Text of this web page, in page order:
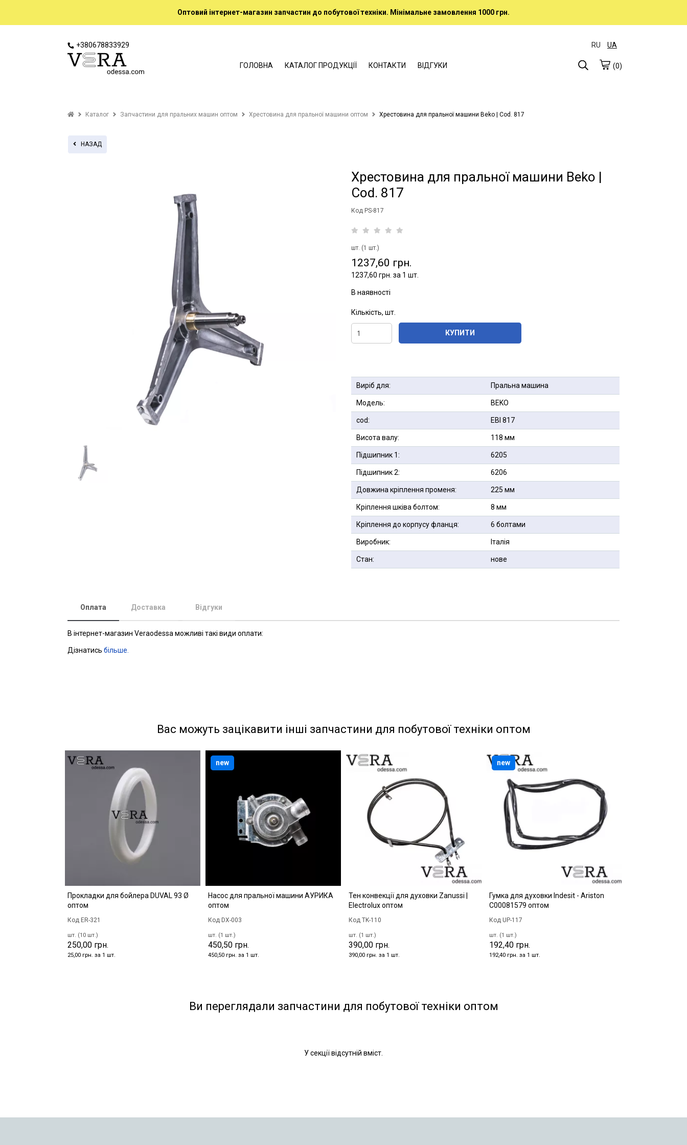
Оптовий інтернет-магазин запчастин до побутової техніки. Мінімальне замовлення 1000 грн.
+380678833929 RU UA
ГОЛОВНА КАТАЛОГ ПРОДУКЦІЇ КОНТАКТИ ВІДГУКИ (0)
Каталог Запчастини для пральних машин оптом Хрестовина для пральної машини оптом Хрестовина для пральної машини Beko | Cod. 817
НАЗАД
Хрестовина для пральної машини Beko |
Cod. 817
Код PS-817
шт. (1 шт.)
1237,60 грн.
1237,60 грн. за 1 шт.
В наявності
Кількість, шт.
КУПИТИ
Виріб для: Пральна машина
Модель: BEKO
cod: EBI 817
Висота валу: 118 мм
Підшипник 1: 6205
Підшипник 2: 6206
Довжина кріплення променя: 225 мм
Кріплення шківа болтом: 8 мм
Кріплення до корпусу фланця: 6 болтами
Виробник: Італія
Стан: нове
Оплата Доставка Відгуки
В інтернет-магазин Veraodessa можливі такі види оплати:
Дізнатись більше.
Вас можуть зацікавити інші запчастини для побутової техніки оптом
Прокладки для бойлера DUVAL 93 Ø
оптом
Код ER-321
шт. (10 шт.)
250,00 грн.
25,00 грн. за 1 шт.
Насос для пральної машини АУРИКА
оптом
Код DX-003
шт. (1 шт.)
450,50 грн.
450,50 грн. за 1 шт.
new
Тен конвекції для духовки Zanussi |
Electrolux оптом
Код TK-110
шт. (1 шт.)
390,00 грн.
390,00 грн. за 1 шт.
Гумка для духовки Indesit - Ariston
C00081579 оптом
Код UP-117
шт. (1 шт.)
192,40 грн.
192,40 грн. за 1 шт.
new
Ви переглядали запчастини для побутової техніки оптом
У секції відсутній вміст.